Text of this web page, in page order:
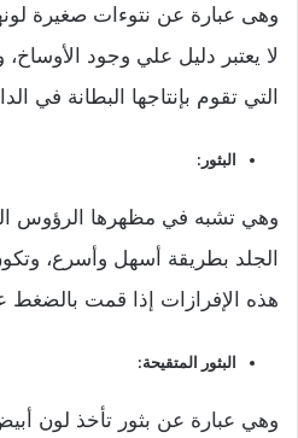
وهى عبارة عن نتوءات صغيرة
لا يعتبر دليل علي وجود
التي تقوم بإنتاجها البطانة في
البثور:
وهي تشبه في مظهرها الرؤوس
الجلد بطريقة أسهل وأسرع،
هذه الإفرازات إذا قمت بالضغط
البثور المتقيحة:
وهي عبارة عن بثور تأخذ لون